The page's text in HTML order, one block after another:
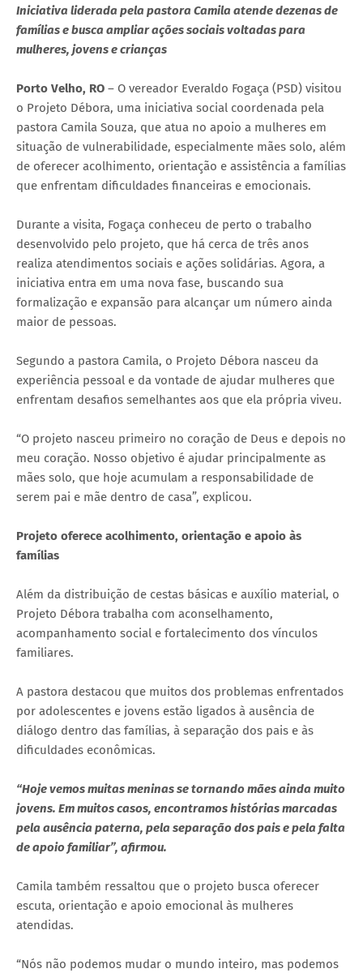
Iniciativa liderada pela pastora Camila atende dezenas de
famílias e busca ampliar ações sociais voltadas para
mulheres, jovens e crianças
Porto Velho, RO – O vereador Everaldo Fogaça (PSD) visitou
o Projeto Débora, uma iniciativa social coordenada pela
pastora Camila Souza, que atua no apoio a mulheres em
situação de vulnerabilidade, especialmente mães solo, além
de oferecer acolhimento, orientação e assistência a famílias
que enfrentam dificuldades financeiras e emocionais.
Durante a visita, Fogaça conheceu de perto o trabalho
desenvolvido pelo projeto, que há cerca de três anos
realiza atendimentos sociais e ações solidárias. Agora, a
iniciativa entra em uma nova fase, buscando sua
formalização e expansão para alcançar um número ainda
maior de pessoas.
Segundo a pastora Camila, o Projeto Débora nasceu da
experiência pessoal e da vontade de ajudar mulheres que
enfrentam desafios semelhantes aos que ela própria viveu.
“O projeto nasceu primeiro no coração de Deus e depois no
meu coração. Nosso objetivo é ajudar principalmente as
mães solo, que hoje acumulam a responsabilidade de
serem pai e mãe dentro de casa”, explicou.
Projeto oferece acolhimento, orientação e apoio às
famílias
Além da distribuição de cestas básicas e auxílio material, o
Projeto Débora trabalha com aconselhamento,
acompanhamento social e fortalecimento dos vínculos
familiares.
A pastora destacou que muitos dos problemas enfrentados
por adolescentes e jovens estão ligados à ausência de
diálogo dentro das famílias, à separação dos pais e às
dificuldades econômicas.
“Hoje vemos muitas meninas se tornando mães ainda muito
jovens. Em muitos casos, encontramos histórias marcadas
pela ausência paterna, pela separação dos pais e pela falta
de apoio familiar”, afirmou.
Camila também ressaltou que o projeto busca oferecer
escuta, orientação e apoio emocional às mulheres
atendidas.
“Nós não podemos mudar o mundo inteiro, mas podemos